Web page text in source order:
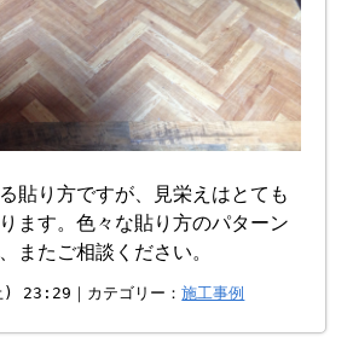
貼り方ですが、見栄えはとても
ます。色々な貼り方のパターン
またご相談ください。
) 23:29｜カテゴリー：施工事例